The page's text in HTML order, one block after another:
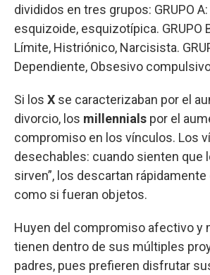
divididos en tres grupos: GRUPO
esquizoide, esquizotípica. GRUPO
Límite, Histriónico, Narcisista.
Dependiente, Obsesivo
Si los X se caracterizaban por el
divorcio, los millennials por el
compromiso en los vínculos. Los
desechables: cuando sienten que
sirven”, los descartan
como si fueran objetos.
Huyen del compromiso afectivo y
tienen dentro de sus múltiples
padres, pues prefieren disfrutar